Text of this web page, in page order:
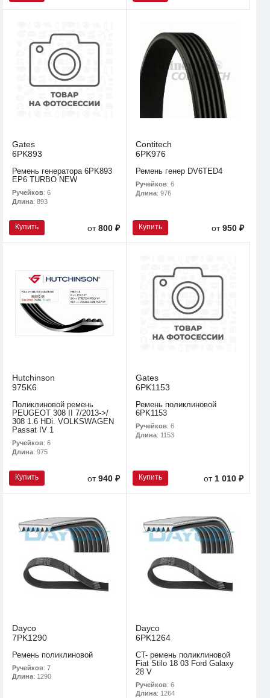
Gates
6PK893
Ремень генератора 6PK893
EP6 TURBO NEW
Ручейков: 6
Длина: 893
Купить от800 ₽
Contitech
6PK976
Ремень генер DV6TED4
Ручейков: 6
Длина: 976
Купить от950 ₽
Hutchinson
975K6
Поликлиновой ремень
PEUGEOT 308 II 7/2013->/
308 1.6 HDi. VOLKSWAGEN
Passat IV 1
Ручейков: 6
Длина: 975
Купить от940 ₽
Gates
6PK1153
Ремень поликлиновой
6PK1153
Ручейков: 6
Длина: 1153
Купить от 1 010 ₽
Dayco
7PK1290
Ремень поликлиновой
Ручейков: 7
Длина: 1290
Dayco
6PK1264
CT- ремень поликлиновой
Fiat Stilo 18 03 Ford Galaxy
28 V
Ручейков: 6
Длина: 1264